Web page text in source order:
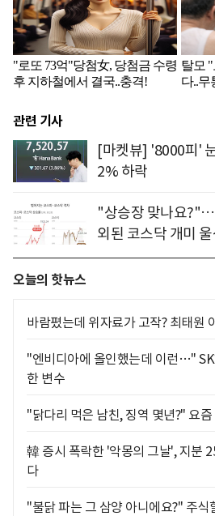
관련 기사
[마켓뷰] '8000피'
2% 하락
"상승장 맞나요
외된 코스닥 개미
오늘의 핫뉴스
바람폈는데 위자료가 고작? 최태원
"엔비디아에 올인했는데 이런…"
한 변수
"닭다리 먹은 남친, 징역 몇년?" 요
韓 증시 폭락한 '악몽의 그날', 지분
다
"불닭 파는 그 삼양 아니에요?" 주식